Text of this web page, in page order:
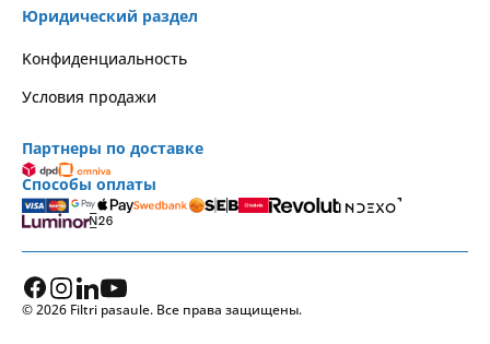
Юридический раздел
Kонфиденциальность
Условия продажи
Партнеры по доставке
Способы оплаты
© 2026 Filtri pasaule. Все права защищены.